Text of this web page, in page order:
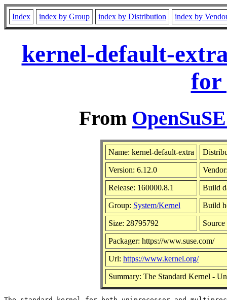
Index index by Group index by Distribution index by
kernel-default-
for
From
Name: kernel-default-extra
Version: 6.12.0
Release: 160000.8.1 Build
Group: System/Kernel Build
Size: 28795792
Packager: https://www.suse.com/
Url: https://www.kernel.org/
Summary: The Standard Kernel -